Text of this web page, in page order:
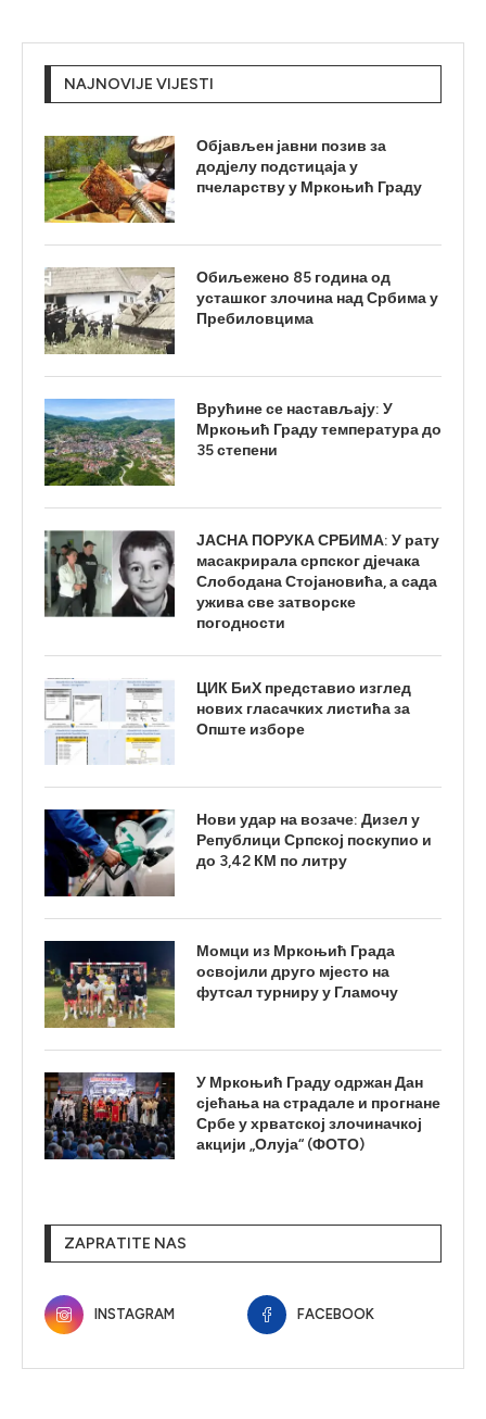
NAJNOVIJE VIJESTI
Објављен јавни позив за
додјелу подстицаја у
пчеларству у Мркоњић Граду
Обиљежено 85 година од
усташког злочина над Србима у
Пребиловцима
Врућине се настављају: У
Мркоњић Граду температура до
35 степени
ЈАСНА ПОРУКА СРБИМА: У рату
масакрирала српског дјечака
Слободана Стојановића, а сада
ужива све затворске
погодности
ЦИК БиХ представио изглед
нових гласачких листића за
Опште изборе
Нови удар на возаче: Дизел у
Републици Српској поскупио и
до 3,42 КМ по литру
Момци из Мркоњић Града
освојили друго мјесто на
футсал турниру у Гламочу
У Мркоњић Граду одржан Дан
сјећања на страдале и прогнане
Србе у хрватској злочиначкој
акцији „Олуја“ (ФОТО)
ZAPRATITE NAS
INSTAGRAM FACEBOOK